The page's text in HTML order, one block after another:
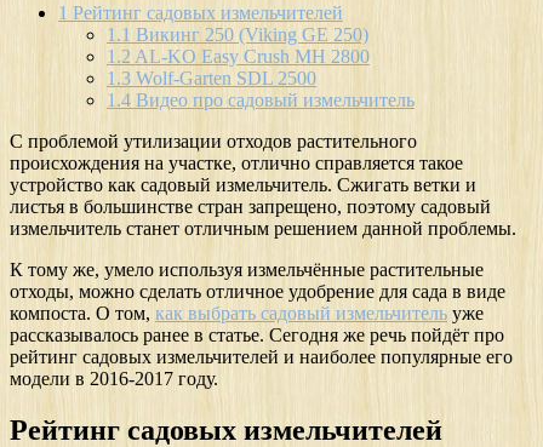
1 Рейтинг садовых измельчителей
1.1 Викинг 250 (Viking GE 250)
1.2 AL-KO Easy Crush МH 2800
1.3 Wolf-Garten SDL 2500
1.4 Видео про садовый измельчитель
С проблемой утилизации отходов растительного
происхождения на участке, отлично справляется такое
устройство как садовый измельчитель. Сжигать ветки и
листья в большинстве стран запрещено, поэтому садовый
измельчитель станет отличным решением данной проблемы.
К тому же, умело используя измельчённые растительные
отходы, можно сделать отличное удобрение для сада в виде
компоста. О том, как выбрать садовый измельчитель уже
рассказывалось ранее в статье. Сегодня же речь пойдёт про
рейтинг садовых измельчителей и наиболее популярные его
модели в 2016-2017 году.
Рейтинг садовых измельчителей